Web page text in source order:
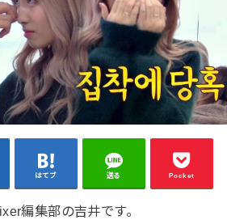
はてブ 送る Pocket
編集部の吉井です。